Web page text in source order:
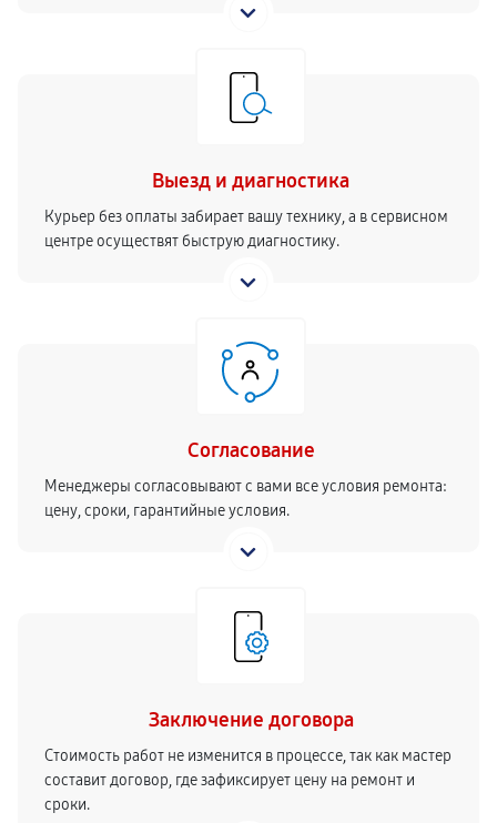
Выезд и диагностика
Курьер без оплаты забирает вашу технику, а в сервисном
центре осуществят быструю диагностику.
Согласование
Менеджеры согласовывают с вами все условия ремонта:
цену, сроки, гарантийные условия.
Заключение договора
Стоимость работ не изменится в процессе, так как мастер
составит договор, где зафиксирует цену на ремонт и
сроки.